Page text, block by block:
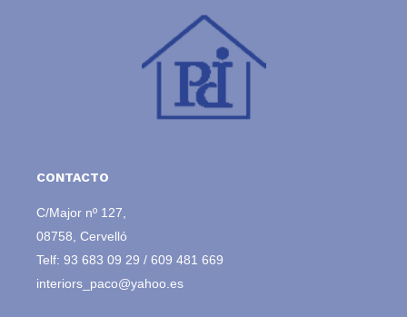
CONTACTO
C/Major nº 127,
08758, Cervelló
Telf: 93 683 09 29 / 609 481 669
interiors_paco@yahoo.es